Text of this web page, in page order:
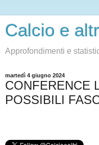
Calcio e
Approfondimenti e
martedì 4 giugno 2024
CONFERENCE
POSSIBILI